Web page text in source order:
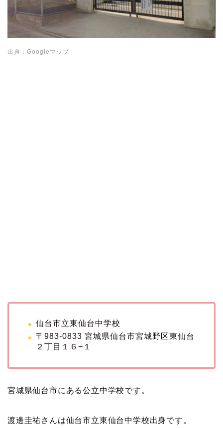
出典：Googleマップ
仙台市立東仙台中学校
〒983-0833 宮城県仙台市宮城野区東仙台
２丁目１６−１
宮城県仙台市にある公立中学校です。
渡邊圭祐さんは仙台市立東仙台中学校出身です。